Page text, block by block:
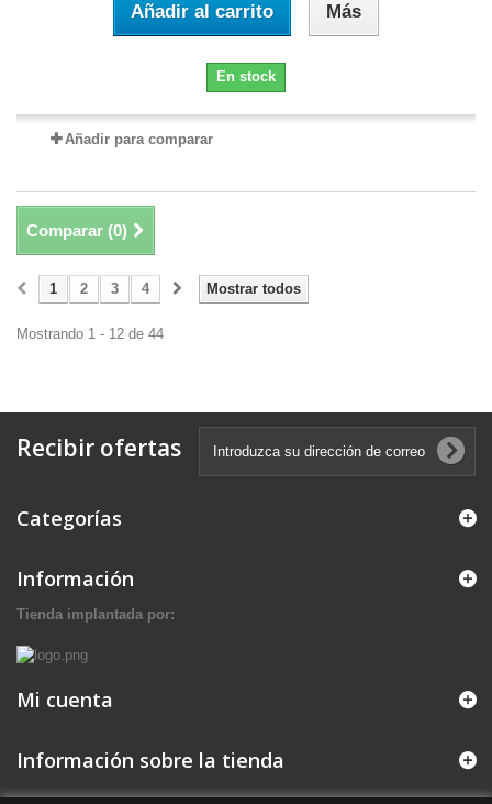
Añadir al carrito Más
En stock
Añadir para comparar
Comparar (0)
Mostrar todos
1 2 3 4
Mostrando 1 - 12 de 44
Recibir ofertas
Categorías
Información
Tienda implantada por:
Mi cuenta
Información sobre la tienda